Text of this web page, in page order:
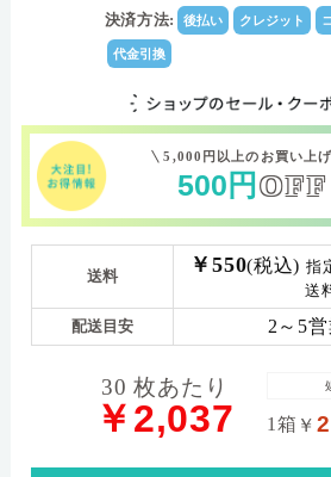
Dk値(酸素透過係
26.0
0.00～-6.00（0.25ステップ
決済方法: 後払い クレジット
代金引換
5,000円以上のお買い上
500 円 OFF
送料 ￥550(税込) 指
送
配送目安 2～5
30 枚あたり
￥2,037 1箱 ￥